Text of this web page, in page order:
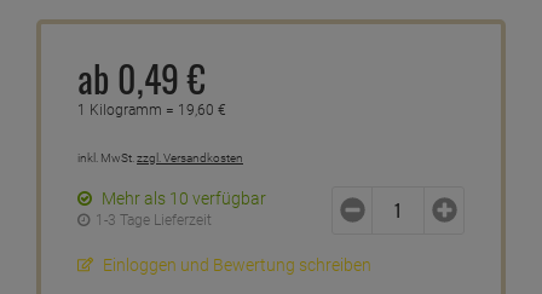
ab 0,49€
1 Kilogramm = 19,60 €
inkl. MwSt. zzgl. Versandkosten
Mehr als 10 verfügbar
1-3 Tage Lieferzeit
Einloggen und Bewertung schreiben